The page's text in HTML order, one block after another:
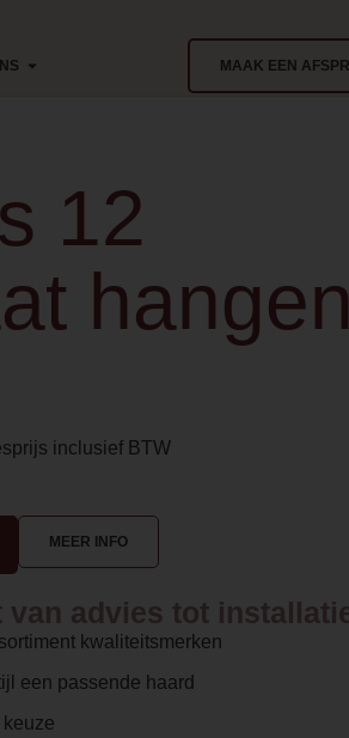
MAAK EEN
12
inclusief BTW
MEER INFO
advies tot
kwaliteitsmerken
een passende haard